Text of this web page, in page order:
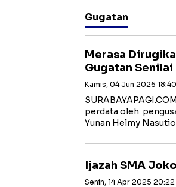
Gugatan
Merasa
Gugatan Senilai
Kamis, 04 Jun 2026
perdata oleh
Yunan Helmy
Ijazah SMA
Senin, 14 Apr 2025 20:22